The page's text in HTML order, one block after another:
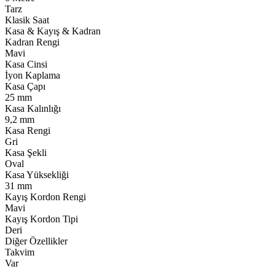
Tarz
Klasik Saat
Kasa & Kayış & Kadran
Kadran Rengi
Mavi
Kasa Cinsi
İyon Kaplama
Kasa Çapı
25 mm
Kasa Kalınlığı
9,2 mm
Kasa Rengi
Gri
Kasa Şekli
Oval
Kasa Yüksekliği
31 mm
Kayış Kordon Rengi
Mavi
Kayış Kordon Tipi
Deri
Diğer Özellikler
Takvim
Var